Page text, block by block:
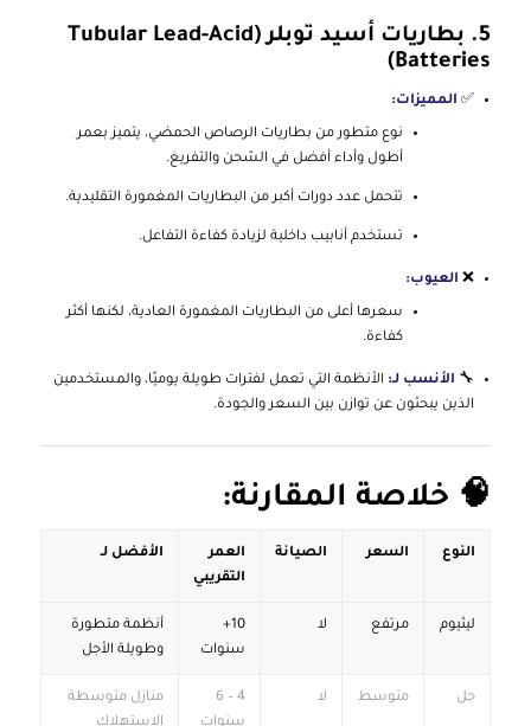
5.
بطاريات أسيد توبلر (Tubular Lead-Acid
Batteries)
✅ المميزات:
نوع متطور من بطاريات الرصاص الحمضي، يتميز بعمر
أطول وأداء أفضل في الشحن والتفريغ.
تتحمل عدد دورات أكبر من البطاريات المغمورة التقليدية.
تستخدم أنابيب داخلية لزيادة كفاءة التفاعل.
❌ العيوب:
سعرها أعلى من البطاريات المغمورة العادية، لكنها أكثر
كفاءة.
🔧 الأنسب لـ: الأنظمة التي تعمل لفترات طويلة يوميًا، والمستخدمين
الذين يبحثون عن توازن بين السعر والجودة.
🧠 خلاصة المقارنة:
النوع السعر الصيانة
العمر
التقريبي
الأفضل لـ
ليثيوم مرتفع لا
10+
سنوات
أنظمة متطورة
وطويلة الأجل
جل متوسط لا
4 – 6
سنوات
منازل متوسطة
الاستهلاك